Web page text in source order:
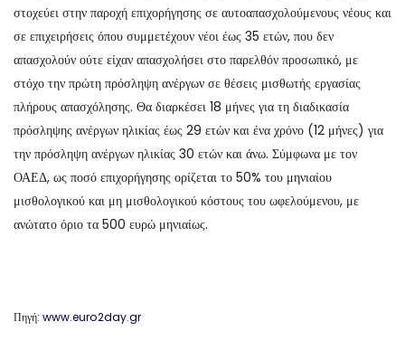
στοχεύει στην παροχή επιχορήγησης σε αυτοαπασχολούμενους νέους και
σε επιχειρήσεις όπου συμμετέχουν νέοι έως 35 ετών, που δεν
απασχολούν ούτε είχαν απασχολήσει στο παρελθόν προσωπικό, με
στόχο την πρώτη πρόσληψη ανέργων σε θέσεις μισθωτής εργασίας
πλήρους απασχόλησης. Θα διαρκέσει 18 μήνες για τη διαδικασία
πρόσληψης ανέργων ηλικίας έως 29 ετών και ένα χρόνο (12 μήνες) για
την πρόσληψη ανέργων ηλικίας 30 ετών και άνω. Σύμφωνα με τον
ΟΑΕΔ, ως ποσό επιχορήγησης ορίζεται το 50% του μηνιαίου
μισθολογικού και μη μισθολογικού κόστους του ωφελούμενου, με
ανώτατο όριο τα 500 ευρώ μηνιαίως.
Πηγή: www.euro2day.gr